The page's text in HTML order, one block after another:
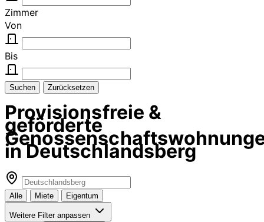
Zimmer
Von
Bis
Suchen Zurücksetzen
Provisionsfreie &
geförderte
in Deutschlandsberg
Alle Miete Eigentum
Weitere Filter anpassen